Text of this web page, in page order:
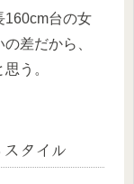
160cm台の女
差だから、
う。
タイル